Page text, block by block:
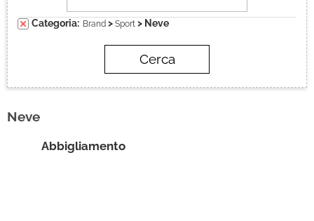
Sport
Categoria: Brand > Sport > Neve
Neve
Abbigliamento